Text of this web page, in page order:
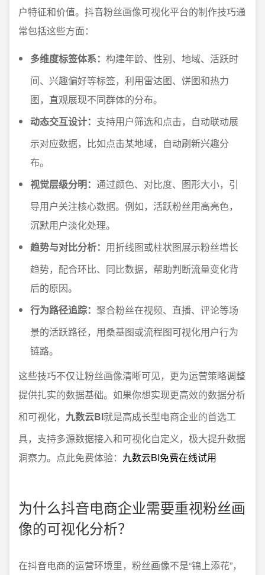
户特征和价值。抖音粉丝画像可视化平台的制作技巧通
常包括这些方面：
多维度标签体系： 构建年龄、性别、地域、活跃时
间、兴趣偏好等标签，利用雷达图、饼图和热力
图，直观展现不同群体的分布。
动态交互设计： 支持用户筛选和点击，自动联动展
示对应数据，比如点击某地域，自动刷新兴趣分
布。
视觉层级分明： 通过颜色、对比度、图形大小，引
导用户关注核心数据。例如，活跃粉丝用高亮色，
沉默用户淡化处理。
趋势与对比分析： 用折线图或柱状图展示粉丝增长
趋势，配合环比、同比数据，帮助判断流量变化背
后的原因。
行为路径追踪： 聚合粉丝在视频、直播、评论等场
景的活跃路径，用桑基图或流程图可视化用户行为
链路。
这些技巧不仅让粉丝画像清晰可见，更为运营策略调整
提供扎实的数据基础。如果你想实现更高效的数据分析
和可视化， 九数云BI就是高成长型电商企业的首选工
具，支持多源数据接入和可视化自定义，极大提升数据
洞察力。点此免费体验： 九数云BI免费在线试用
为什么抖音电商企业需要重视粉丝画
像的可视化分析？
在抖音电商的运营环境里，粉丝画像不是“锦上添花”，